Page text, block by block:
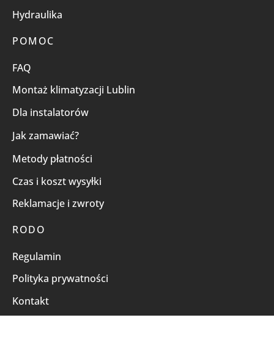
Hydraulika
POMOC
FAQ
Montaż klimatyzacji Lublin
Dla instalatorów
Jak zamawiać?
Metody płatności
Czas i koszt wysyłki
Reklamacje i zwroty
RODO
Regulamin
Polityka prywatności
Kontakt